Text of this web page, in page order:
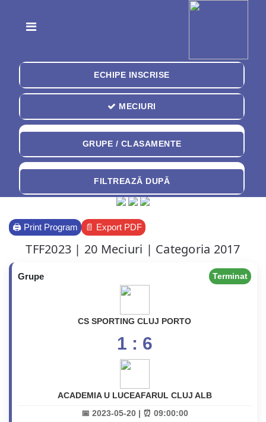
ECHIPE INSCRISE
MECIURI
GRUPE / CLASAMENTE
FILTREAZĂ DUPĂ
🖨️ Print Program 📄 Export PDF
TFF2023 | 20 Meciuri | Categoria 2017
Grupe Terminat
CS SPORTING CLUJ PORTO
1 : 6
ACADEMIA U LUCEAFARUL CLUJ ALB
📅 2023-05-20 | ⏰ 09:00:00